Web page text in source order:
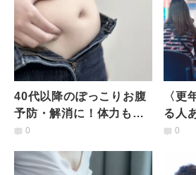
40代以降のぽっこりお腹
予防・解消に！体力も時
間もない人のための簡単
0
〈更
る人
トラ
0